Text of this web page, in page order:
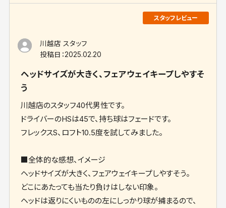
川越店 スタッフ
投稿日：2025.02.20
ヘッドサイズが大きく、フェアウェイキープしやすそ
う
川越店のスタッフ40代男性です。
ドライバーのHSは45で、持ち球はフェードです。
フレックスS、ロフト10.5度を試してみました。
■全体的な感想、イメージ
ヘッドサイズが大きく、フェアウェイキープしやすそう。
どこにあたっても当たり負けはしない印象。
ヘッドは返りにくいものの左にしっかり球が捕まるので、